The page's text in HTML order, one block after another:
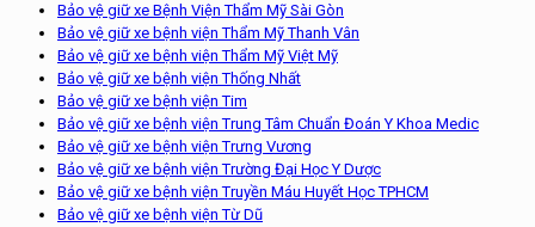
Bảo vệ giữ xe Bệnh Viện Thẩm Mỹ Sài Gòn
Bảo vệ giữ xe bệnh viện Thẩm Mỹ Thanh Vân
Bảo vệ giữ xe bệnh viện Thẩm Mỹ Việt Mỹ
Bảo vệ giữ xe bệnh viện Thống Nhất
Bảo vệ giữ xe bệnh viện Tim
Bảo vệ giữ xe bệnh viện Trung Tâm Chuẩn Đoán Y Khoa Medic
Bảo vệ giữ xe bệnh viện Trưng Vương
Bảo vệ giữ xe bệnh viện Trường Đại Học Y Dược
Bảo vệ giữ xe bệnh viện Truyền Máu Huyết Học TPHCM
Bảo vệ giữ xe bệnh viện Từ Dũ